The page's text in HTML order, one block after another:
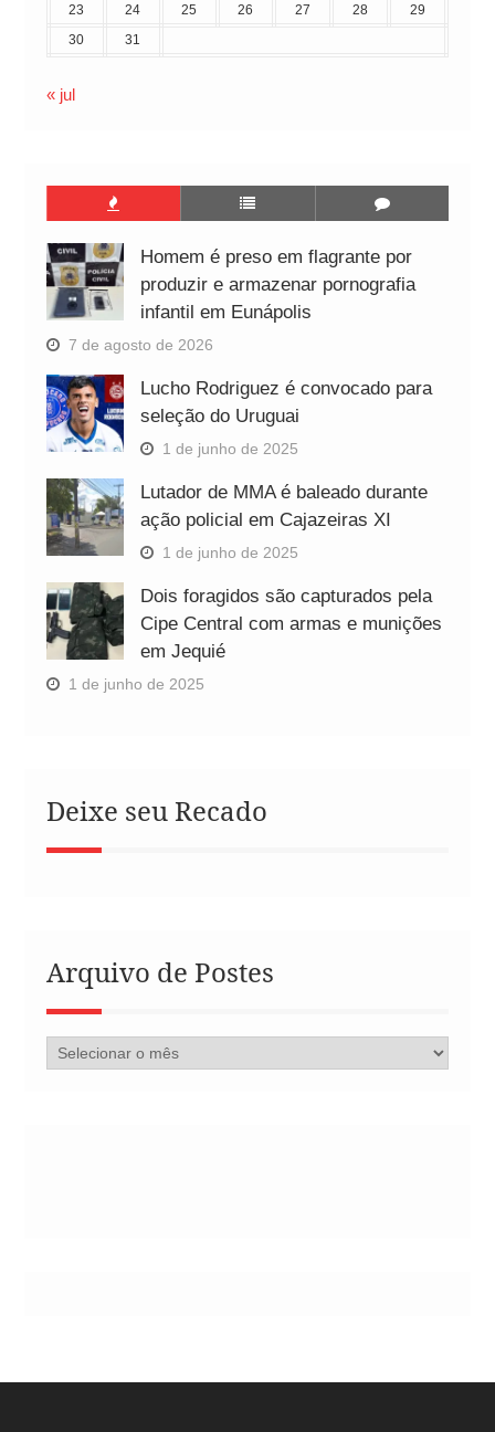
23
24 25 26 27 28
29
30
31
« jul
Homem é preso em flagrante por
produzir e armazenar pornografia
infantil em Eunápolis
7 de agosto de 2026
Lucho Rodriguez é convocado para
seleção do Uruguai
1 de junho de 2025
Lutador de MMA é baleado durante
ação policial em Cajazeiras XI
1 de junho de 2025
Dois foragidos são capturados pela
Cipe Central com armas e munições
em Jequié
1 de junho de 2025
Deixe seu Recado
Arquivo de Postes
Arquivo
de